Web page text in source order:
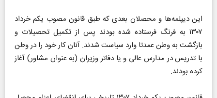
این دیپلمه‌ها و محصلان بعدی که طبق قانون مصوب یکم خرداد
۱۳۰۷ به فرنگ فرستاده شده بودند پس از تکمیل تحصیلات و
بازگشت به وطن عمدتا وارد سیاست شدند. آنان کار خود را در وطن
با تدریس در مدارس عالی و یا دفاتر وزیران (به عنوان مشاور) آغاز
کرده بودند.